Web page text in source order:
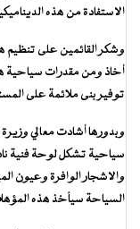
الاستفادة من هذه
وشكر القائمين على تنظيم
أخاذ ومن مقدرات سياحية
توفير بنى ملائمة على
وبدورها أشادت معالي وزيرة
سياحية تشكل لوحة فنية
والاشجار الوافرة وعيون
السياحة سيأخذ هذه